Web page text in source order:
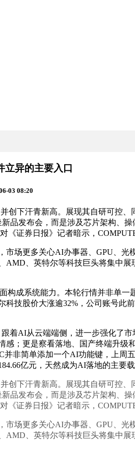
立异的主要入口
03 08:20
下汗青新高。展现其自研可控、
品发布会，而是涉及芯片架构、
证券日报》记者暗示，
场更多关心AI办事器、GPU、光
、英特尔等科技巨头将集中
成系统能力。本轮行情并非单一
技股价大涨逾32%，公司账号此
AI从云端端侧，进一步强化了
；更是察看落地、国产终端升级
非简单添加一个AI功能键，上周
亿元，天然成为AI落地的主要载
下汗青新高。展现其自研可控、
品发布会，而是涉及芯片架构、
证券日报》记者暗示，
场更多关心AI办事器、GPU、光
、英特尔等科技巨头将集中